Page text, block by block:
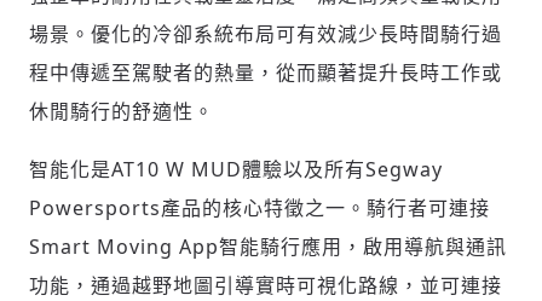
歡迎您加入《旭時報》
參與下一波全球科技革命
場景。優化的冷卻系統布局可有效減少長時間騎行過
程中傳遞至駕駛者的熱量，從而顯著提升長時工作或
休閒騎行的舒適性。
智能化是AT10 W MUD體驗以及所有Segway
Powersports產品的核心特徵之一。騎行者可連接
Smart Moving App智能騎行應用，啟用導航與通訊
功能，通過越野地圖引導實時可視化路線，並可連接